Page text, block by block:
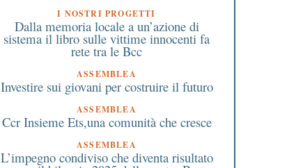
I NOSTRI PROGETTI
Dalla memoria locale a un’azione di
sistema il libro sulle vittime innocenti fa
rete tra le Bcc
ASSEMBLEA
Investire sui giovani per costruire il futuro
ASSEMBLEA
Ccr Insieme Ets,una comunità che cresce
ASSEMBLEA
L’impegno condiviso che diventa risultato